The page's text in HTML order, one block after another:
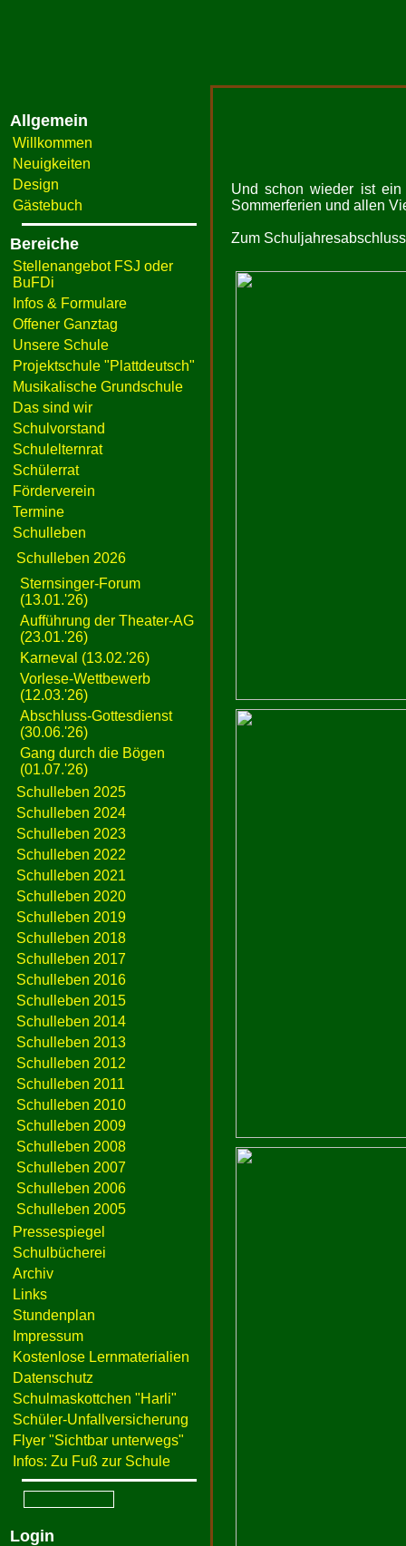
Allgemein
Willkommen
Neuigkeiten
Design
Gästebuch
Bereiche
Stellenangebot FSJ oder
BuFDi
Infos & Formulare
Offener Ganztag
Unsere Schule
Projektschule "Plattdeutsch"
Musikalische Grundschule
Das sind wir
Schulvorstand
Schulelternrat
Schülerrat
Förderverein
Termine
Schulleben
Schulleben 2026
Sternsinger-Forum
(13.01.'26)
Aufführung der Theater-AG
(23.01.'26)
Karneval (13.02.'26)
Vorlese-Wettbewerb
(12.03.'26)
Abschluss-Gottesdienst
(30.06.'26)
Gang durch die Bögen
(01.07.'26)
Schulleben 2025
Schulleben 2024
Schulleben 2023
Schulleben 2022
Schulleben 2021
Schulleben 2020
Schulleben 2019
Schulleben 2018
Schulleben 2017
Schulleben 2016
Schulleben 2015
Schulleben 2014
Schulleben 2013
Schulleben 2012
Schulleben 2011
Schulleben 2010
Schulleben 2009
Schulleben 2008
Schulleben 2007
Schulleben 2006
Schulleben 2005
Pressespiegel
Schulbücherei
Archiv
Links
Stundenplan
Impressum
Kostenlose Lernmaterialien
Datenschutz
Schulmaskottchen "Harli"
Schüler-Unfallversicherung
Flyer "Sichtbar unterwegs"
Infos: Zu Fuß zur Schule
Login
Und schon wieder ist ein
Sommerferien und allen
Zum